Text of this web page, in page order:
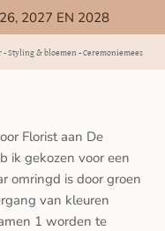
Styling & bloemen - Ceremoniemeester
2027 EN 2028
Florist aan De
ik gekozen voor een
omringd is door groen
van kleuren
1 worden te